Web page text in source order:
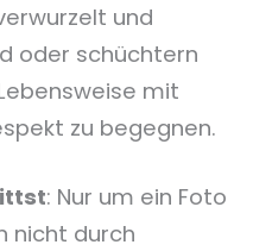
und
oder schüchtern
mit
zu begegnen.
: Nur um ein Foto
nicht durch